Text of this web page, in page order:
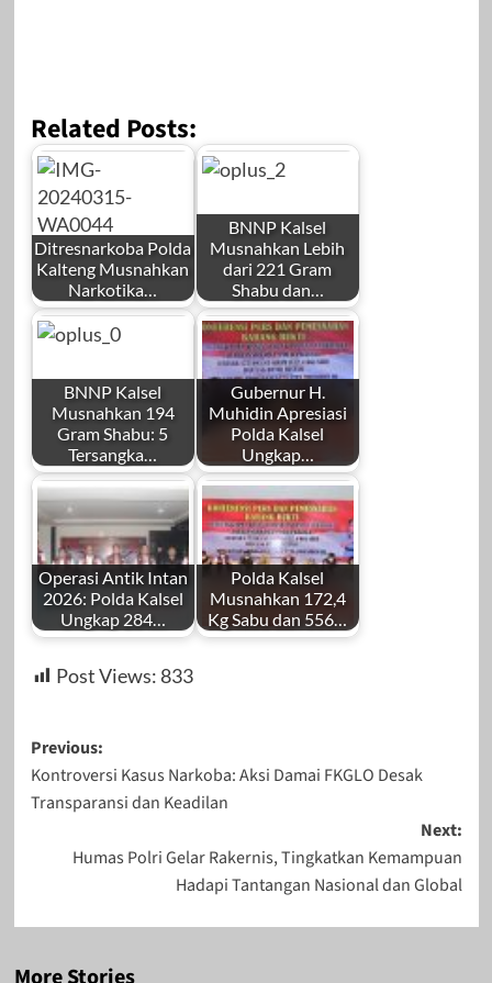
Related Posts:
Ditresnarkoba Polda
Kalteng Musnahkan
Narkotika…
BNNP Kalsel
Musnahkan Lebih
dari 221 Gram
Shabu dan…
BNNP Kalsel
Musnahkan 194
Gram Shabu: 5
Tersangka…
Gubernur H.
Muhidin Apresiasi
Polda Kalsel
Ungkap…
Operasi Antik Intan
2026: Polda Kalsel
Ungkap 284…
Polda Kalsel
Musnahkan 172,4
Kg Sabu dan 556…
Post Views: 833
Post
navigation
Previous:
Kontroversi Kasus Narkoba: Aksi Damai FKGLO Desak
Transparansi dan Keadilan
Next:
Humas Polri Gelar Rakernis, Tingkatkan Kemampuan
Hadapi Tantangan Nasional dan Global